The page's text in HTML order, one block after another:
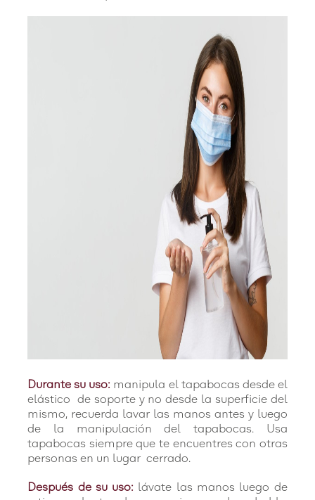
Durante su uso: manipula el tapabocas desde el
elástico de soporte y no desde la superficie del
mismo, recuerda lavar las manos antes y luego
de la manipulación del tapabocas. Usa
tapabocas siempre que te encuentres con otras
personas en un lugar cerrado.
Después de su uso: lávate las manos luego de